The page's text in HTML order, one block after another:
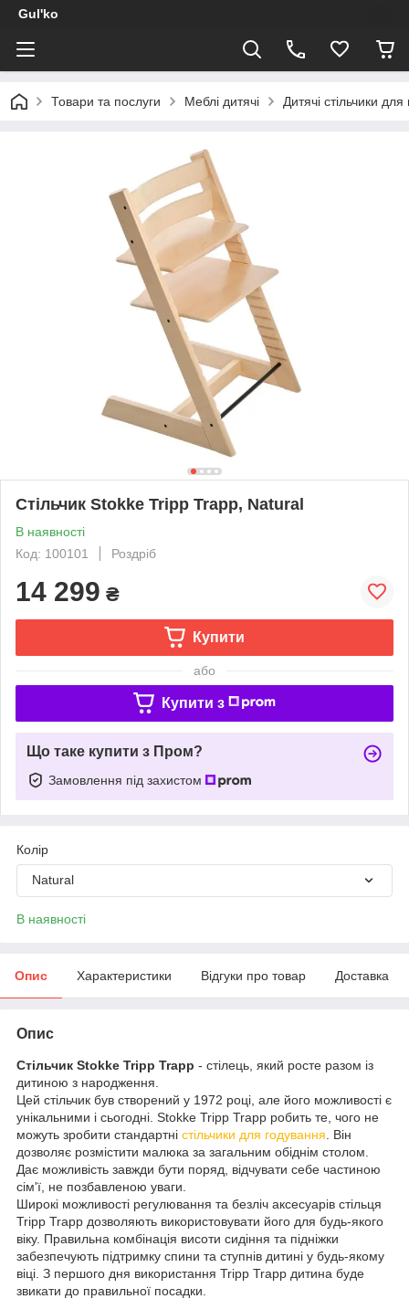
Gul'ko
Товари та послуги Меблі дитячі Дитячі стільчики
Стільчик Stokke Tripp Trapp, Natural
В наявності
Код: 100101
Роздріб
14 299 ₴
Купити
або
Купити з
Що таке купити з Пром?
Замовлення під захистом
Колір
Natural
В наявності
Опис Характеристики Відгуки про товар Доставка
Опис
Стільчик Stokke Tripp Trapp - стілець, який росте разом із
дитиною з народження.
Цей стільчик був створений у 1972 році, але його можливості є
унікальними і сьогодні. Stokke Tripp Trapp робить те, чого не
можуть зробити стандартні стільчики для годування . Він
дозволяє розмістити малюка за загальним обіднім столом.
Дає можливість завжди бути поряд, відчувати себе частиною
сім'ї, не позбавленою уваги.
Широкі можливості регулювання та безліч аксесуарів стільця
Tripp Trapp дозволяють використовувати його для будь-якого
віку. Правильна комбінація висоти сидіння та підніжки
забезпечують підтримку спини та ступнів дитині у будь-якому
віці. З першого дня використання Tripp Trapp дитина буде
звикати до правильної посадки.